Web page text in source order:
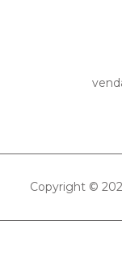
Copyright ©